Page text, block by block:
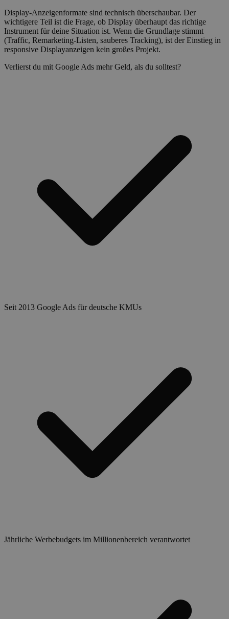
Display-Anzeigenformate sind technisch überschaubar. Der
wichtigere Teil ist die Frage, ob Display überhaupt das richtige
Instrument für deine Situation ist. Wenn die Grundlage stimmt
(Traffic, Remarketing-Listen, sauberes Tracking), ist der Einstieg in
responsive Displayanzeigen kein großes Projekt.
Verlierst du mit Google Ads mehr Geld, als du solltest?
Seit 2013 Google Ads für deutsche KMUs
Jährliche Werbebudgets im Millionenbereich verantwortet